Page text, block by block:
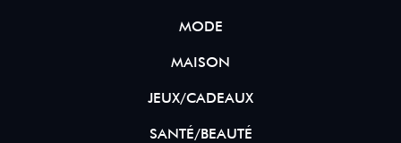
MODE
MAISON
JEUX/CADEAUX
SANTÉ/BEAUTÉ